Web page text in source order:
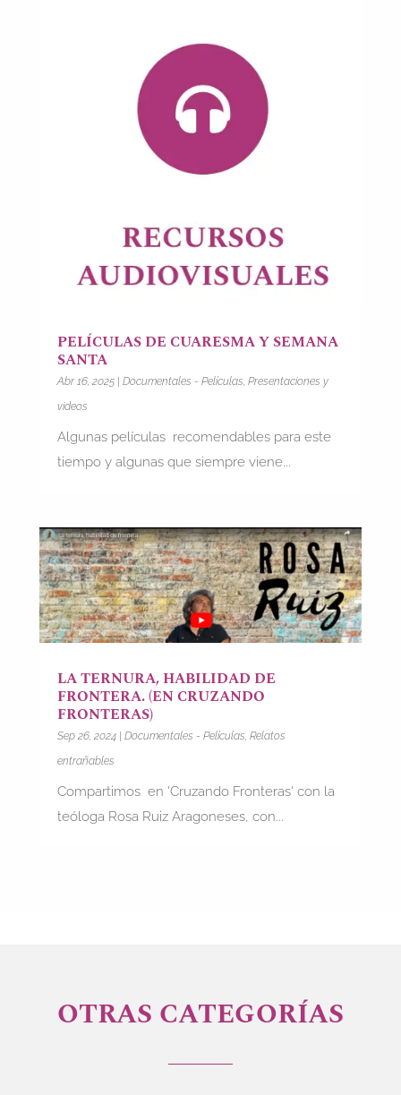
PELÍCULAS DE CUARESMA Y SEMANA
SANTA
Abr 16, 2025| Documentales - Películas, Presentaciones y
videos
Algunas películas recomendables para este
tiempo y algunas que siempre viene...
LA TERNURA, HABILIDAD DE
FRONTERA. (EN CRUZANDO
FRONTERAS)
Sep 26, 2024| Documentales - Películas, Relatos
entrañables
Compartimos en 'Cruzando Fronteras' con la
teóloga Rosa Ruiz Aragoneses, con...
OTRAS CATEGORÍAS